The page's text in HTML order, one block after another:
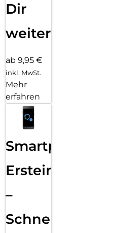
Dir
weiter
ab 9,95 €
inkl. MwSt.
Mehr
erfahren
Smartphone
Ersteinrichtung
–
Schnelle